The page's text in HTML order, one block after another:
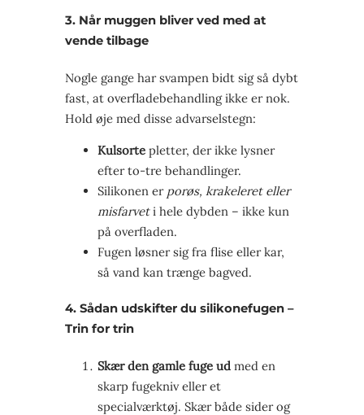
3. Når muggen bliver ved med at
vende tilbage
Nogle gange har svampen bidt sig så dybt
fast, at overfladebehandling ikke er nok.
Hold øje med disse advarselstegn:
Kulsorte pletter, der ikke lysner
efter to-tre behandlinger.
Silikonen er porøs, krakeleret eller
misfarveti hele dybden – ikke kun
på overfladen.
Fugen løsner sig fra flise eller kar,
så vand kan trænge bagved.
4. Sådan udskifter du silikonefugen –
Trin for trin
Skær den gamle fuge ud med en
skarp fugekniv eller et
specialværktøj. Skær både sider og